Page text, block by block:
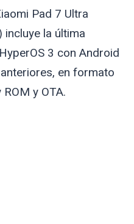
Pad 7 Ultra
incluye la última
3 con Android
en formato
y OTA.